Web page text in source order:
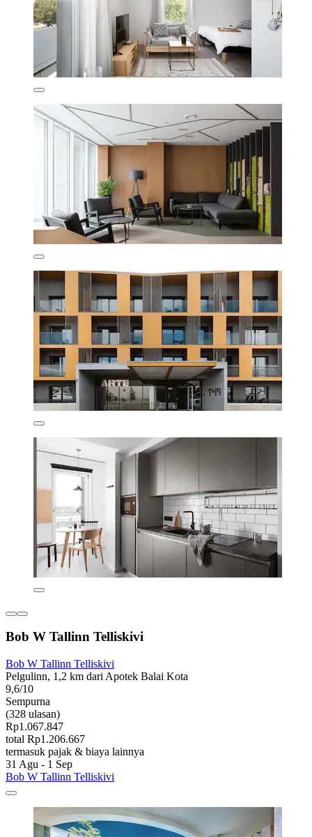
Bob W Tallinn Telliskivi
Bob W Tallinn Telliskivi
Pelgulinn, 1,2 km dari Apotek Balai Kota
9,6/10
Sempurna
(328 ulasan)
Rp1.067.847
total Rp1.206.667
termasuk pajak & biaya lainnya
31 Agu - 1 Sep
Bob W Tallinn Telliskivi